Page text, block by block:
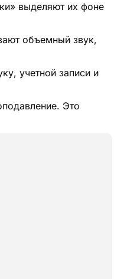
выделяют их фоне
объемный звук,
учетной записи и
Это